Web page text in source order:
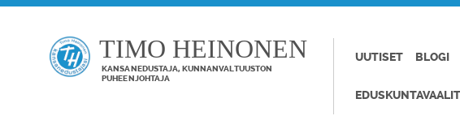
TIMO HEINONEN
KANSANEDUSTAJA, KUNNANVALTUUSTON
PUHEENJOHTAJA
UUTISET BLOGI